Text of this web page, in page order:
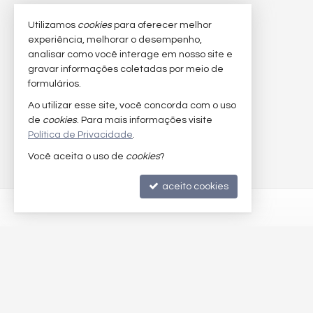
Utilizamos cookiespara oferecer melhor
experiência, melhorar o desempenho,
analisar como você interage em nosso site e
gravar informações coletadas por meio de
formulários.
Ao utilizar esse site, você concorda com o uso
de cookies. Para mais informações visite
Política de Privacidade.
Você aceita o uso de cookies?
aceito cookies